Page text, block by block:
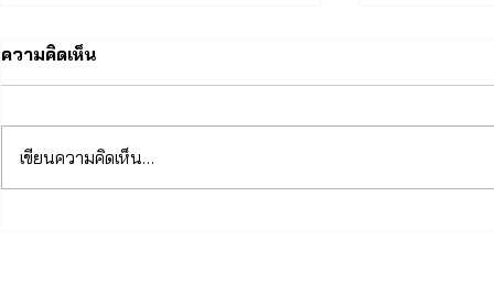
ความคิดเห็น
เขียนความคิดเห็น…